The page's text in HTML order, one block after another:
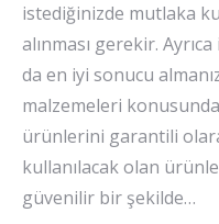
istediğinizde mutlaka
alınması gerekir.
da en iyi sonucu
malzemeleri
ürünlerini garantili
kullanılacak olan
güvenilir bir şekilde…